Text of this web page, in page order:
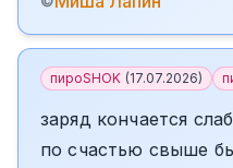
пироSHOK (17.07.2026)
заряд кончается
по счастью свыше